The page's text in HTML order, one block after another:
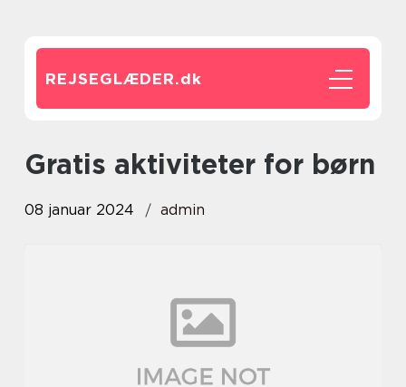
REJSEGLÆDER.dk
gratis aktiviteter for børn
08 januar 2024 admin